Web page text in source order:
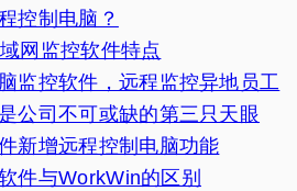
控制电脑？
网监控软件特点
监控软件，远程监控异地员工
公司不可或缺的第三只天眼
新增远程控制电脑功能
件与WorkWin的区别